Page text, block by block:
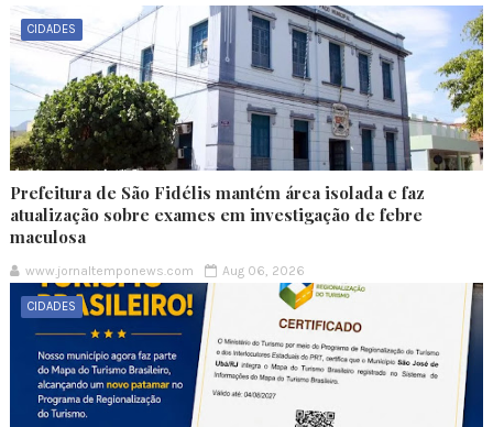
CIDADES
Prefeitura de São Fidélis mantém área isolada e faz
atualização sobre exames em investigação de febre
maculosa
www.jornaltemponews.com Aug 06, 2026
CIDADES